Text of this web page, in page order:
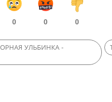
0 0 0
УЛЬБИНКА -